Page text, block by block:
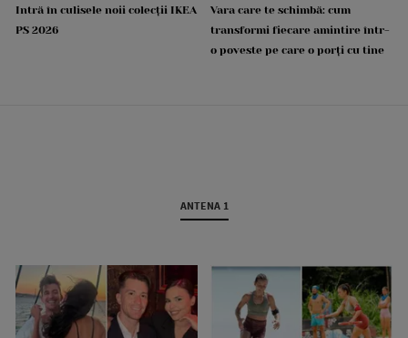
Intră în culisele noii colecții IKEA
PS 2026
Vara care te schimbă: cum
transformi fiecare amintire într-
o poveste pe care o porți cu tine
ANTENA 1